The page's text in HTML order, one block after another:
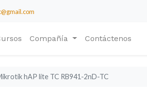
Compañía Contáctenos
hAP lite TC RB941-2nD-TC